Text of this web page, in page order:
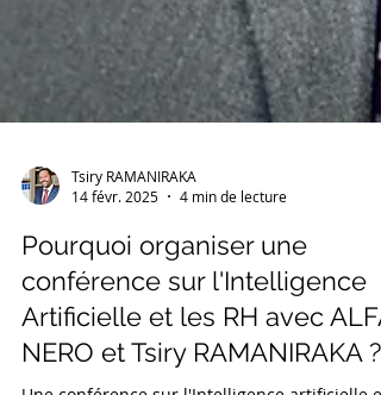
Tsiry RAMANIRAKA
14 févr. 2025
4 min de lecture
Pourquoi organiser une
conférence sur l'Intelligence
Artificielle et les RH avec ALFA